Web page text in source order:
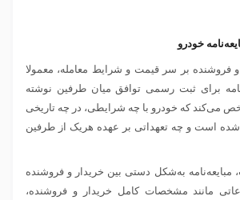
خودرو
فروشنده بر سر قیمت و شرایط معامله، معمولا
برای ثبت رسمی توافق میان طرفین نوشته
می‌کند که خودرو با چه شرایطی، در چه تاریخی
شده است و چه تعهداتی بر عهده هریک از طرفین
مبایعه‌نامه به‌شکل دستی بین خریدار و فروشنده
مانند مشخصات کامل خریدار و فروشنده،